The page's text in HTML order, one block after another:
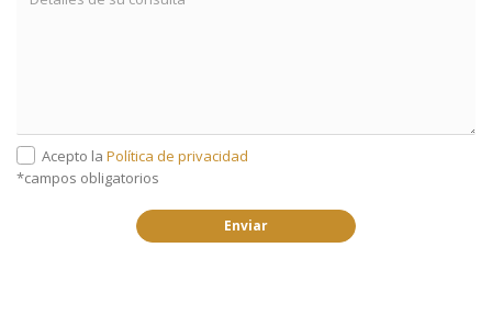
Acepto laPolítica de privacidad
*campos obligatorios
Enviar